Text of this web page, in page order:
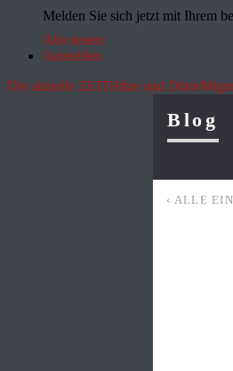
Melden Sie sich jetzt mit Ihrem
Abo testen
Anmelden
Die aktuelle ZEITHitze und Dürre
Blog
‹ ALLE